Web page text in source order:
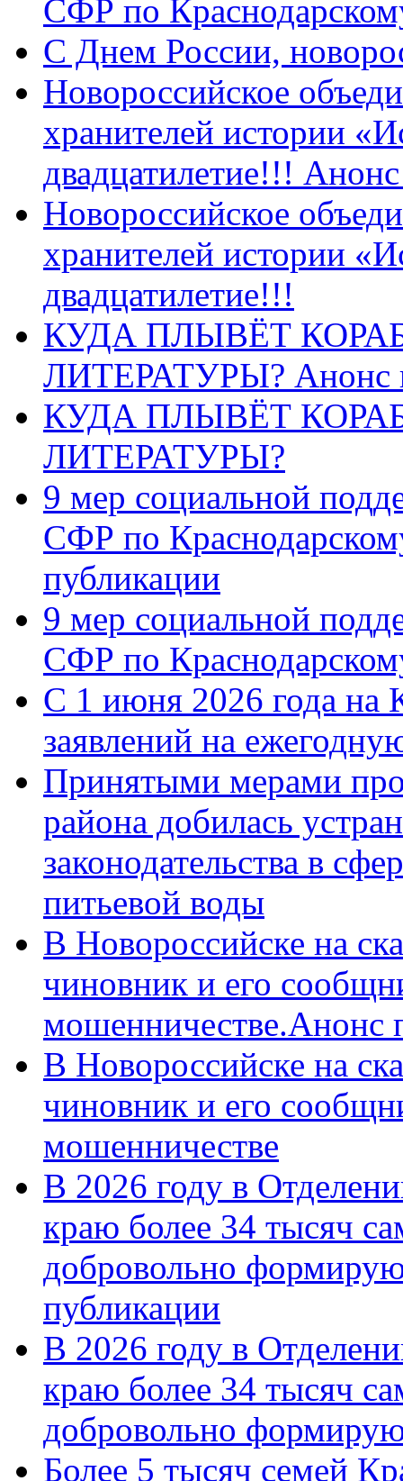
СФР по
C Днем России,
Новороссийское
хранителей истории
двадцатилетие!!!
Новороссийское
хранителей истории
двадцатилетие!!!
КУДА ПЛЫВЁТ
ЛИТЕРАТУРЫ? Анонс
КУДА ПЛЫВЁТ
ЛИТЕРАТУРЫ?
9 мер социальной
СФР по
публикации
9 мер социальной
СФР по
С 1 июня 2026 года на
заявлений на
Принятыми мерами
района добилась
законодательства в
питьевой воды
В Новороссийске на
чиновник и его
мошенничестве.Анонс
В Новороссийске на
чиновник и его
мошенничестве
В 2026 году в
краю более 34 тысяч
добровольно
публикации
В 2026 году в
краю более 34 тысяч
добровольно
Более 5 тысяч семей